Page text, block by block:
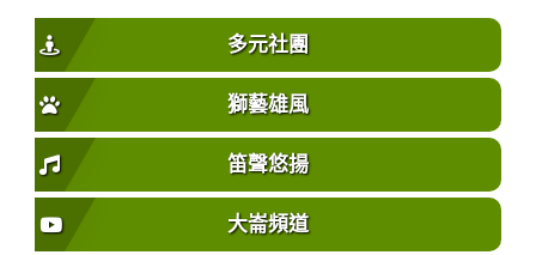
多元社團
獅藝雄風
笛聲悠揚
大崙頻道